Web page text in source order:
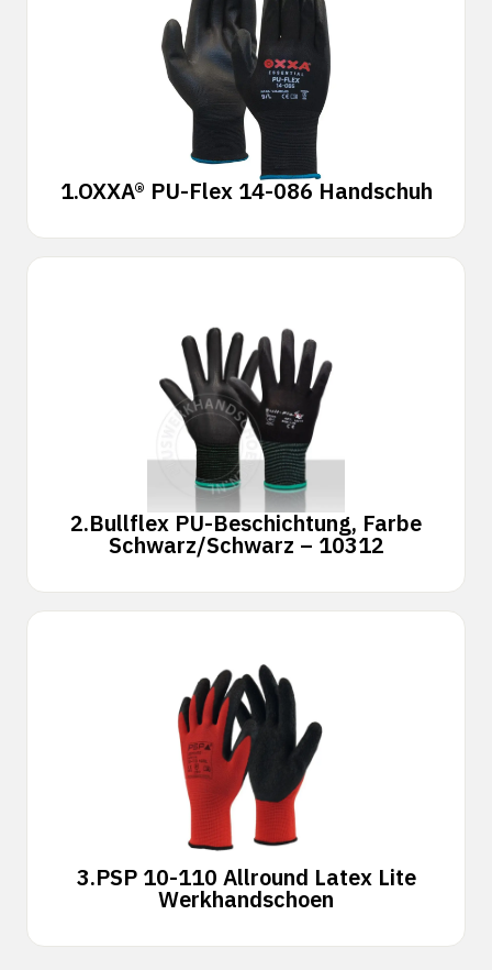
1.OXXA® PU-Flex 14-086 Handschuh
2.Bullflex PU-Beschichtung, Farbe
Schwarz/Schwarz – 10312
3.PSP 10-110 Allround Latex Lite
Werkhandschoen